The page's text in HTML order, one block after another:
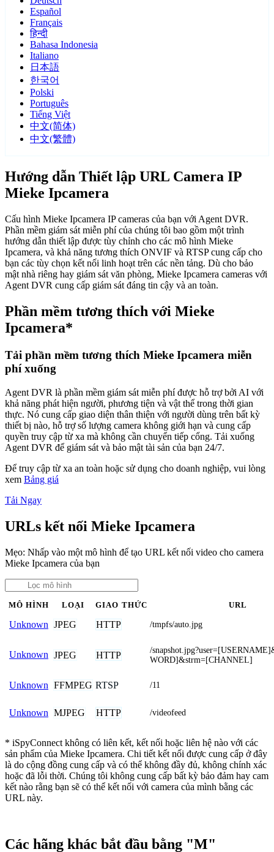
Español
Français
हिन्दी
Bahasa Indonesia
Italiano
日本語
한국어
Polski
Português
Tiếng Việt
中文(简体)
中文(繁體)
Hướng dẫn Thiết lập URL Camera IP
Mieke Ipcamera
Cấu hình Mieke Ipcamera IP cameras của bạn với Agent DVR.
Phần mềm giám sát miễn phí của chúng tôi bao gồm một trình
hướng dẫn thiết lập được tùy chỉnh cho các mô hình Mieke
Ipcamera, và khả năng tương thích ONVIF và RTSP cung cấp cho
bạn các tùy chọn kết nối linh hoạt trên các nền tảng. Dù cho bảo
mật nhà riêng hay giám sát văn phòng, Mieke Ipcamera cameras với
Agent DVR cung cấp giám sát đáng tin cậy và an toàn.
Phần mềm tương thích với Mieke
Ipcamera*
Tải phần mềm tương thích Mieke Ipcamera miễn
phí xuống
Agent DVR là phần mềm giám sát miễn phí được hỗ trợ bởi AI với
khả năng phát hiện người, phương tiện và vật thể trong thời gian
thực. Nó cung cấp giao diện thân thiện với người dùng trên bất kỳ
thiết bị nào, hỗ trợ số lượng camera không giới hạn và cung cấp
quyền truy cập từ xa mà không cần chuyển tiếp cổng. Tải xuống
Agent DVR để giám sát và bảo mật tài sản của bạn 24/7.
Để truy cập từ xa an toàn hoặc sử dụng cho doanh nghiệp, vui lòng
xem Bảng giá
Tải Ngay
URLs kết nối Mieke Ipcamera
Mẹo: Nhấp vào một mô hình để tạo URL kết nối video cho camera
Mieke Ipcamera của bạn
MÔ HÌNH LOẠI GIAO THỨC URL
Unknown JPEG HTTP /tmpfs/auto.jpg
Unknown JPEG HTTP
/
WORD]&strm=[CHANNEL]
Unknown FFMPEG RTSP /11
Unknown MJPEG HTTP /videofeed
* iSpyConnect không có liên kết, kết nối hoặc liên hệ nào với các
sản phẩm của Mieke Ipcamera. Chi tiết kết nối được cung cấp ở đây
là do cộng đồng cung cấp và có thể không đầy đủ, không chính xác
hoặc đã lỗi thời. Chúng tôi không cung cấp bất kỳ bảo đảm hay cam
kết nào rằng bạn sẽ có thể kết nối với camera của mình bằng các
URL này.
Các hãng khác bắt đầu bằng "M"